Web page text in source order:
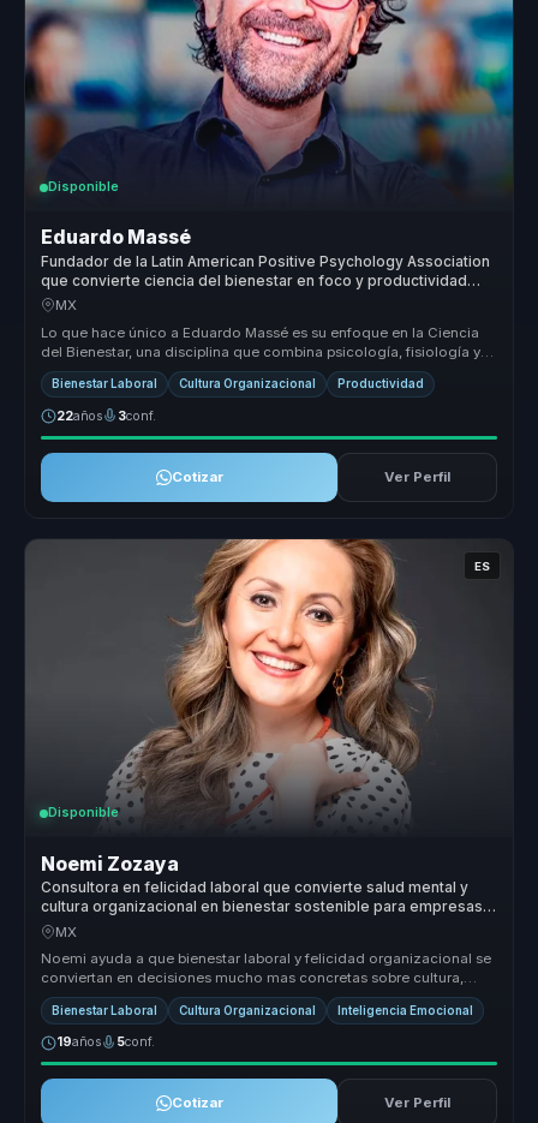
Disponible
Eduardo Massé
Fundador de la Latin American Positive Psychology Association
que convierte ciencia del bienestar en foco y productividad
para empresas y equipos.
MX
Lo que hace único a Eduardo Massé es su enfoque en la Ciencia
del Bienestar, una disciplina que combina psicología, fisiología y
mindfuln...
Bienestar Laboral Cultura Organizacional Productividad
22años 3conf.
Cotizar Ver Perfil
ES
Disponible
Noemi Zozaya
Consultora en felicidad laboral que convierte salud mental y
cultura organizacional en bienestar sostenible para empresas y
lideres.
MX
Noemi ayuda a que bienestar laboral y felicidad organizacional se
conviertan en decisiones mucho mas concretas sobre cultura,
liderazgo y...
Bienestar Laboral Cultura Organizacional Inteligencia Emocional
19años 5conf.
Cotizar Ver Perfil